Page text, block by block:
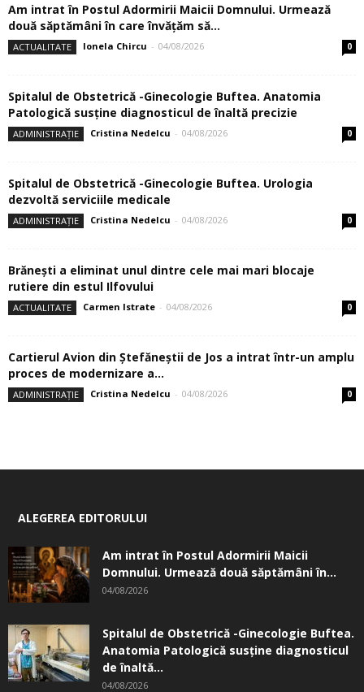
Am intrat în Postul Adormirii Maicii Domnului. Urmează
două săptămâni în care învăţăm să...
ACTUALITATE Ionela Chircu - 04/08/2026 0
Spitalul de Obstetrică -Ginecologie Buftea. Anatomia
Patologică susţine diagnosticul de înaltă precizie
ADMINISTRAȚIE Cristina Nedelcu - 04/08/2026 0
Spitalul de Obstetrică -Ginecologie Buftea. Urologia
dezvoltă serviciile medicale
ADMINISTRAȚIE Cristina Nedelcu - 04/08/2026 0
Brănești a eliminat unul dintre cele mai mari blocaje
rutiere din estul Ilfovului
ACTUALITATE Carmen Istrate - 04/08/2026 0
Cartierul Avion din Ştefăneştii de Jos a intrat într-un amplu
proces de modernizare a...
ADMINISTRAȚIE Cristina Nedelcu - 04/08/2026 0
ALEGEREA EDITORULUI
Am intrat în Postul Adormirii Maicii
Domnului. Urmează două săptămâni în...
04/08/2026
Spitalul de Obstetrică -Ginecologie Buftea.
Anatomia Patologică susţine diagnosticul
de înaltă...
04/08/2026